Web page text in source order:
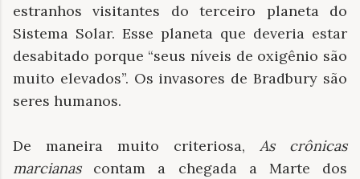
estranhos visitantes do terceiro planeta do
Sistema Solar. Esse planeta que deveria estar
desabitado porque “seus níveis de oxigênio são
muito elevados”. Os invasores de Bradbury são
seres humanos.
De maneira muito criteriosa, As crônicas
marcianascontam a chegada a Marte dos